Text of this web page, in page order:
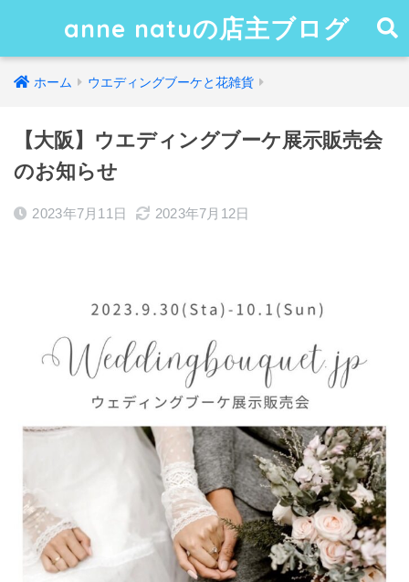
anne natuの店主ブログ
ホーム ウエディングブーケと花雑貨
【大阪】ウエディングブーケ展示販売会
のお知らせ
2023年7月11日 2023年7月12日